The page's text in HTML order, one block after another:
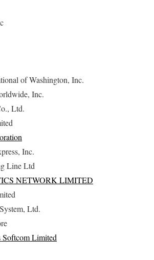
of Washington, Inc.
Inc.
Ltd.
Inc.
Line Ltd
NETWORK LIMITED
Ltd.
Softcom Limited